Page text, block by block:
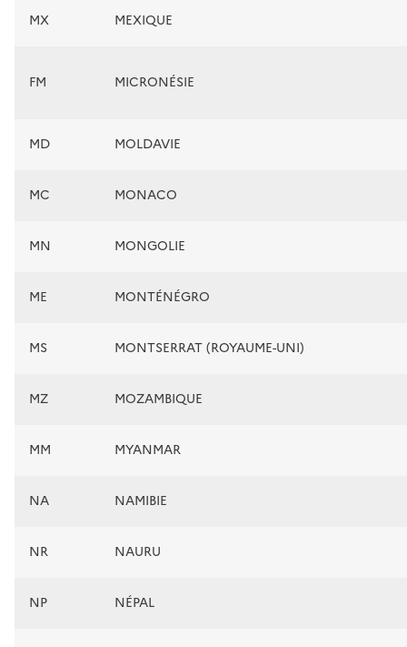
MX MEXIQUE
FM MICRONÉSIE
MD MOLDAVIE
MC MONACO
MN MONGOLIE
ME MONTÉNÉGRO
MS MONTSERRAT (ROYAUME-UNI)
MZ MOZAMBIQUE
MM MYANMAR
NA NAMIBIE
NR NAURU
NP NÉPAL